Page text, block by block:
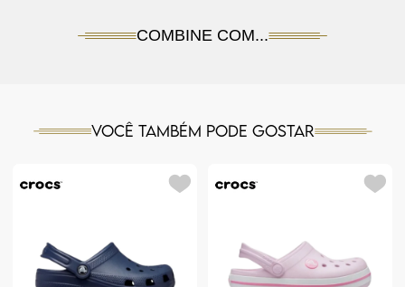
COMBINE COM...
Você também pode gostar